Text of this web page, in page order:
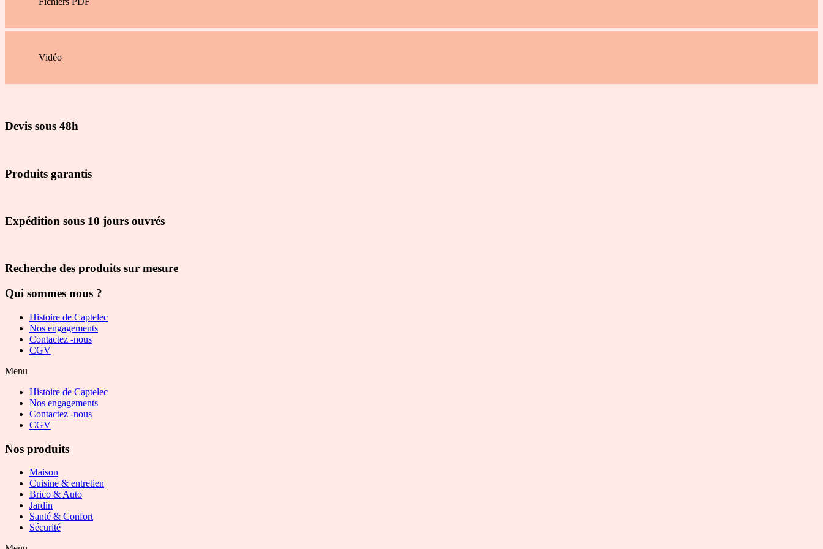
Vidéo
Devis sous 48h
Produits garantis
Expédition sous 10 jours ouvrés
Recherche des produits sur mesure
Qui sommes nous ?
Histoire de Captelec
Nos engagements
Contactez -nous
CGV
Menu
Histoire de Captelec
Nos engagements
Contactez -nous
CGV
Nos produits
Maison
Cuisine & entretien
Brico & Auto
Jardin
Santé & Confort
Sécurité